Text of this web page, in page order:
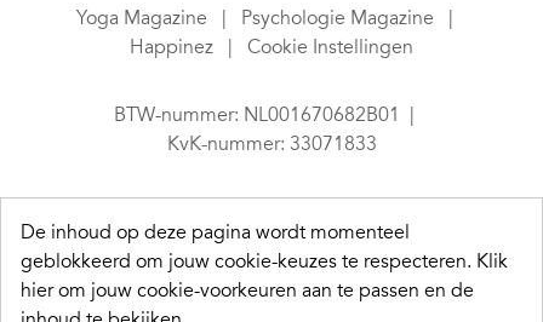
Yoga Magazine
Psychologie Magazine
Happinez
Cookie Instellingen
BTW-nummer: NL001670682B01
KvK-nummer: 33071833
De inhoud op deze pagina wordt momenteel
geblokkeerd om jouw cookie-keuzes te respecteren. Klik
hier om jouw cookie-voorkeuren aan te passen en de